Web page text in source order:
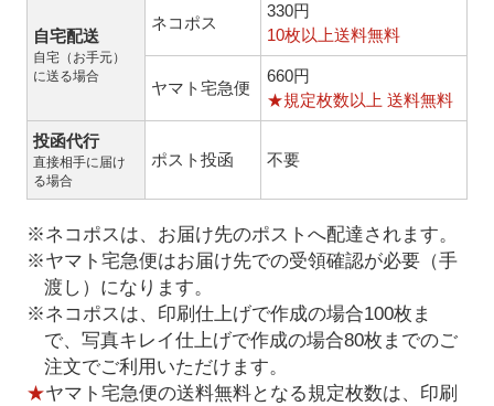
自宅配送
自宅（お手元）
に送る場合
ネコポス
330円
10枚以上送料無料
ヤマト宅急便
660円
★規定枚数以上 送料無料
投函代行
直接相手に届け
る場合
ポスト投函 不要
※ネコポスは、お届け先のポストへ配達されます。
※ヤマト宅急便はお届け先での受領確認が必要（手
渡し）になります。
※ネコポスは、印刷仕上げで作成の場合100枚ま
で、写真キレイ仕上げで作成の場合80枚までのご
注文でご利用いただけます。
★ヤマト宅急便の送料無料となる規定枚数は、印刷